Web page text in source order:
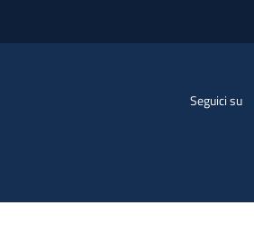
Seguici su